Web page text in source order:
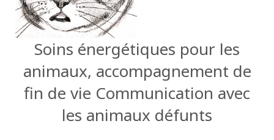
Soins énergétiques pour les
animaux, accompagnement de
fin de vie Communication avec
les animaux défunts